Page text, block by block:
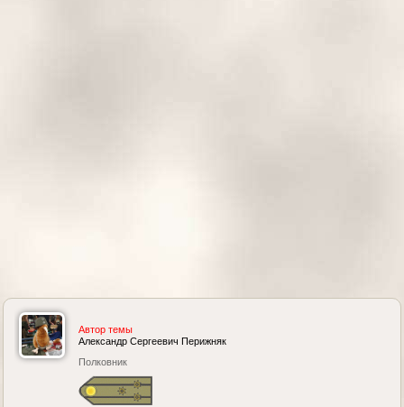
Автор темы
Александр Сергеевич Перижняк
Полковник